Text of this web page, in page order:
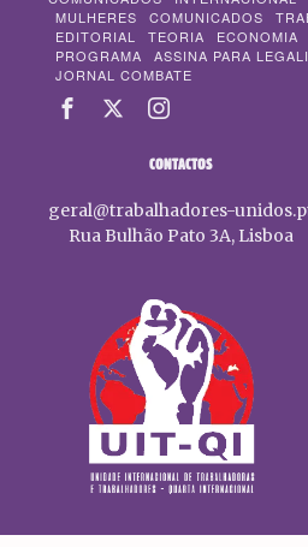
MULHERES
COMUNICADOS
EDITORIAL
TEORIA ECONOMIA
PROGRAMA
ASSINA PARA
JORNAL COMBATE
CONTACTOS
geral@trabalhadores-
Rua Bulhão Pato 3A, Lisboa